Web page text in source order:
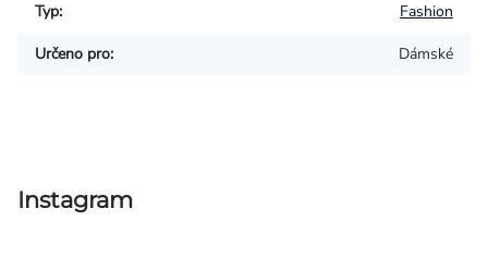
Typ: Fashion
Určeno pro: Dámské
Instagram